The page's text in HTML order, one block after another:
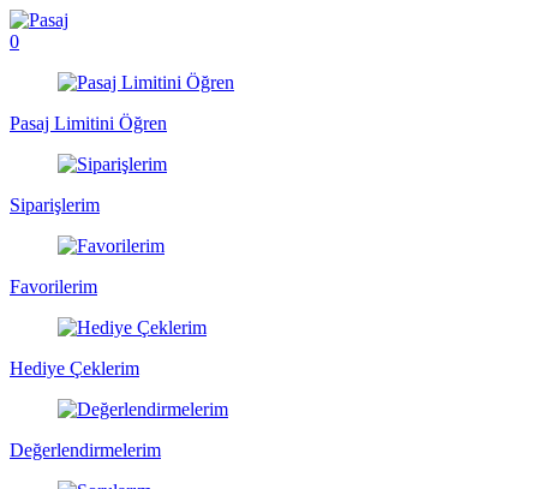
0
Pasaj Limitini Öğren
Siparişlerim
Favorilerim
Hediye Çeklerim
Değerlendirmelerim